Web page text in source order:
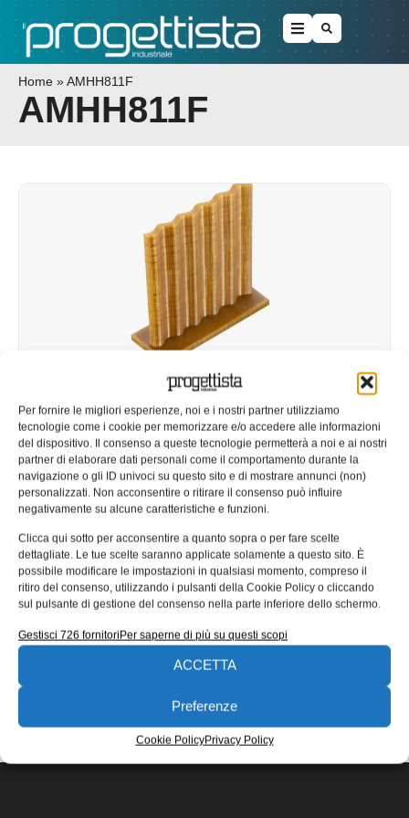
Per fornire le migliori esperienze, noi e i nostri partner utilizziamo
tecnologie come i cookie per memorizzare e/o accedere alle informazioni
del dispositivo. Il consenso a queste tecnologie permetterà a noi e ai nostri
partner di elaborare dati personali come il comportamento durante la
navigazione o gli ID univoci su questo sito e di mostrare annunci (non)
personalizzati. Non acconsentire o ritirare il consenso può influire
negativamente su alcune caratteristiche e funzioni.
Clicca qui sotto per acconsentire a quanto sopra o per fare scelte
dettagliate. Le tue scelte saranno applicate solamente a questo sito. È
possibile modificare le impostazioni in qualsiasi momento, compreso il
ritiro del consenso, utilizzando i pulsanti della Cookie Policy o cliccando
sul pulsante di gestione del consenso nella parte inferiore dello schermo.
Gestisci 726 fornitoriPer saperne di più su questi scopi
ACCETTA
Preferenze
Cookie PolicyPrivacy Policy
Home » AMHH811F
AMHH811F
Stampa 3D: arriva la poliimmide
termoplastica
Sulle stampanti 3D Argo di Roboze ora è possibile usare
una poliimmide termoplastica amorfa, materiale che
secondo il costruttore di
Redazione 05/11/2019
EDICOLA WEB